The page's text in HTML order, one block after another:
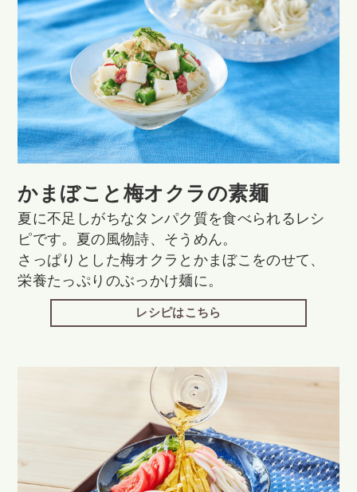
かまぼこと梅オクラの素麺
夏に不足しがちなタンパク質を食べられるレシ
ピです。夏の風物詩、そうめん。
さっぱりとした梅オクラとかまぼこをのせて、
栄養たっぷりのぶっかけ麺に。
レシピはこちら